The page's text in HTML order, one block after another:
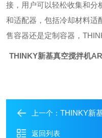
接，用户可以轻松收集和分
和适配器，包括冷却材料适
售容器还是定制容器，
THINKY新基真空搅拌机
上一个： THINKY新基
返回列表